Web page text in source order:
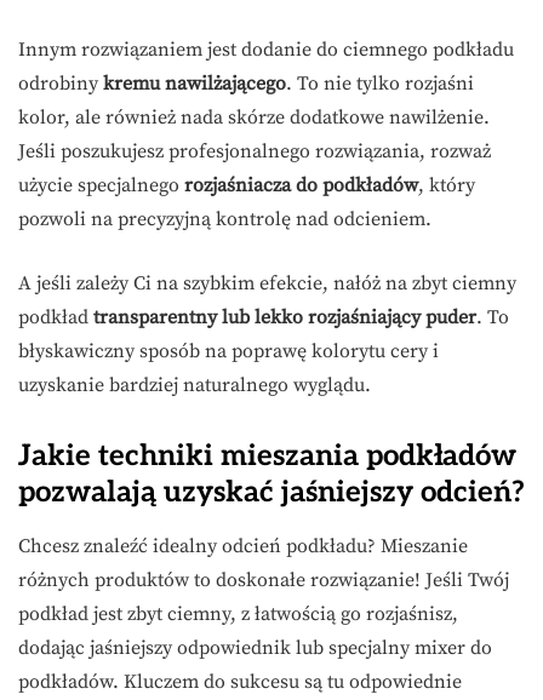
Innym rozwiązaniem jest dodanie do ciemnego podkładu
odrobiny kremu nawilżającego. To nie tylko rozjaśni
kolor, ale również nada skórze dodatkowe nawilżenie.
Jeśli poszukujesz profesjonalnego rozwiązania, rozważ
użycie specjalnego rozjaśniacza do podkładów, który
pozwoli na precyzyjną kontrolę nad odcieniem.
A jeśli zależy Ci na szybkim efekcie, nałóż na zbyt ciemny
podkład transparentny lub lekko rozjaśniający puder. To
błyskawiczny sposób na poprawę kolorytu cery i
uzyskanie bardziej naturalnego wyglądu.
Jakie techniki mieszania podkładów
pozwalają uzyskać jaśniejszy odcień?
Chcesz znaleźć idealny odcień podkładu? Mieszanie
różnych produktów to doskonałe rozwiązanie! Jeśli Twój
podkład jest zbyt ciemny, z łatwością go rozjaśnisz,
dodając jaśniejszy odpowiednik lub specjalny mixer do
podkładów. Kluczem do sukcesu są tu odpowiednie